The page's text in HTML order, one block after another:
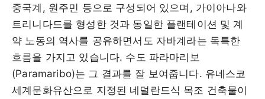
중국계, 원주민 등으로 구성되어 있으며, 가이아나와
트리니다드를 형성한 것과 동일한 플랜테이션 및 계
약 노동의 역사를 공유하면서도 자바계라는 독특한
흐름을 가지고 있습니다. 수도 파라마리보
(Paramaribo)는 그 결과를 잘 보여줍니다. 유네스코
세계문화유산으로 지정된 네덜란드식 목조 건축물이